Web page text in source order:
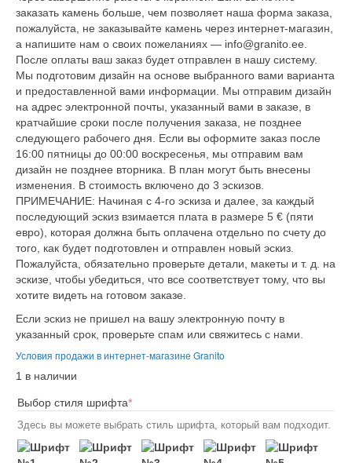
заказать камень больше, чем позволяет наша форма заказа,
пожалуйста, не заказывайте камень через интернет-магазин,
а напишите нам о своих пожеланиях — info@granito.ee.
После оплаты ваш заказ будет отправлен в нашу систему.
Мы подготовим дизайн на основе выбранного вами варианта
и предоставленной вами информации. Мы отправим дизайн
на адрес электронной почты, указанный вами в заказе, в
кратчайшие сроки после получения заказа, не позднее
следующего рабочего дня. Если вы оформите заказ после
16:00 пятницы до 00:00 воскресенья, мы отправим вам
дизайн не позднее вторника. В план могут быть внесены
изменения. В стоимость включено до 3 эскизов.
ПРИМЕЧАНИЕ: Начиная с 4-го эскиза и далее, за каждый
последующий эскиз взимается плата в размере 5 € (пяти
евро), которая должна быть оплачена отдельно по счету до
того, как будет подготовлен и отправлен новый эскиз.
Пожалуйста, обязательно проверьте детали, макеты и т. д. на
эскизе, чтобы убедиться, что все соответствует тому, что вы
хотите видеть на готовом заказе.
Если эскиз не пришел на вашу электронную почту в
указанный срок, проверьте спам или свяжитесь с нами.
Условия продажи в интернет-магазине Granito
1 в наличии
Выбор стиля шрифта*(required)
Здесь вы можете выбрать стиль шрифта, который вам подходит.